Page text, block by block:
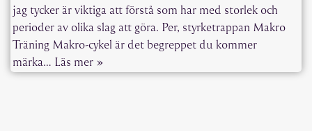
jag tycker är viktiga att förstå som har med storlek och
perioder av olika slag att göra. Per, styrketrappan Makro
Träning Makro-cykel är det begreppet du kommer
märka… Läs mer »